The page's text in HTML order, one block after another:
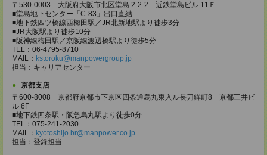
〒530-0003 大阪府大阪市北区堂島 2-2-2 近鉄堂島ビル 11Ｆ
■堂島地下センター「C-83」出口直結
■地下鉄四ツ橋線西梅田駅／JR北新地駅より徒歩3分
■JR大阪駅より徒歩10分
■阪神線梅田駅／京阪線渡辺橋駅より徒歩5分
TEL：06-4795-8710
MAIL： kstoroku@manpowergroup.jp
担当：キャリアセンター
京都支店
〒600-8008 京都府京都市下京区四条通烏丸東入ル長刀鉾町8 京都三井ビ
ル 6F
■地下鉄四条駅・阪急烏丸駅より徒歩0分
TEL：075-241-2030
MAIL： kyotoshijo.br@manpower.co.jp
担当：登録担当